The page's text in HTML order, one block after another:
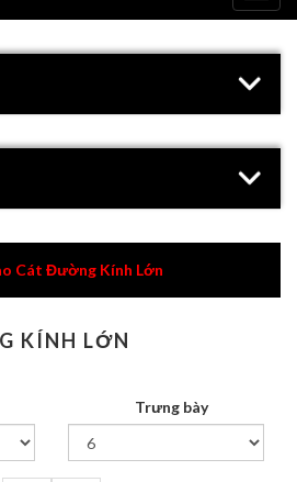
Cát Đường Kính Lớn
KÍNH LỚN
Trưng bày